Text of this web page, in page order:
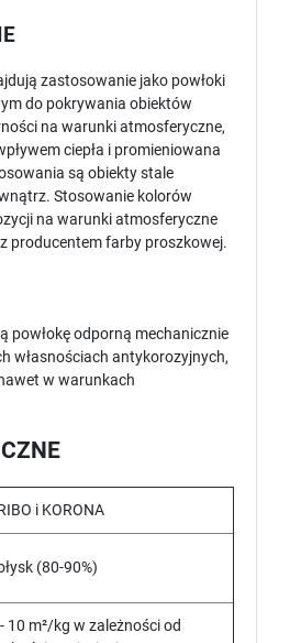
zastosowanie jako powłoki
do pokrywania obiektów
na warunki atmosferyczne,
ciepła i promieniowana
są obiekty stale
Stosowanie kolorów
na warunki atmosferyczne
producentem farby proszkowej.
powłokę odporną mechanicznie
własnościach antykorozyjnych,
w warunkach
i KORONA
(80-90%)
10 m²/kg w zależności od